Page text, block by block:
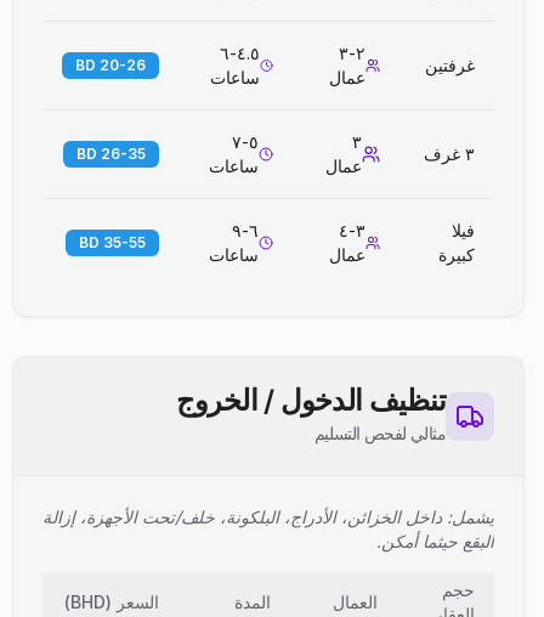
غرفتين
٢-٣
عمال
٤.٥-٦
ساعات
20-26 BD
٣ غرف
٣
عمال
٥-٧
ساعات
26-35 BD
فيلا
كبيرة
٣-٤
عمال
٦-٩
ساعات
35-55 BD
تنظيف الدخول / الخروج
مثالي لفحص التسليم
يشمل: داخل الخزائن، الأدراج، البلكونة، خلف/تحت الأجهزة، إزالة
البقع حيثما أمكن.
حجم
العمال المدة السعر (
BHD
)